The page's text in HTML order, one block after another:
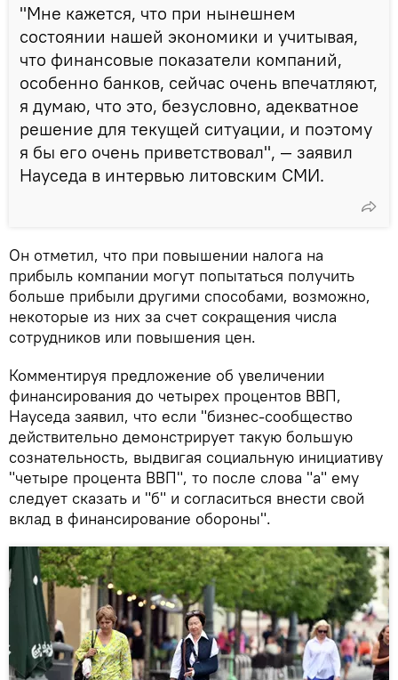
"Мне кажется, что при нынешнем
состоянии нашей экономики и учитывая,
что финансовые показатели компаний,
особенно банков, сейчас очень впечатляют,
я думаю, что это, безусловно, адекватное
решение для текущей ситуации, и поэтому
я бы его очень приветствовал", — заявил
Науседа в интервью литовским СМИ.
Он отметил, что при повышении налога на
прибыль компании могут попытаться получить
больше прибыли другими способами, возможно,
некоторые из них за счет сокращения числа
сотрудников или повышения цен.
Комментируя предложение об увеличении
финансирования до четырех процентов ВВП,
Науседа заявил, что если "бизнес-сообщество
действительно демонстрирует такую ​​большую
сознательность, выдвигая социальную инициативу
"четыре процента ВВП", то после слова "а" ему
следует сказать и "б" и согласиться внести свой
вклад в финансирование обороны".